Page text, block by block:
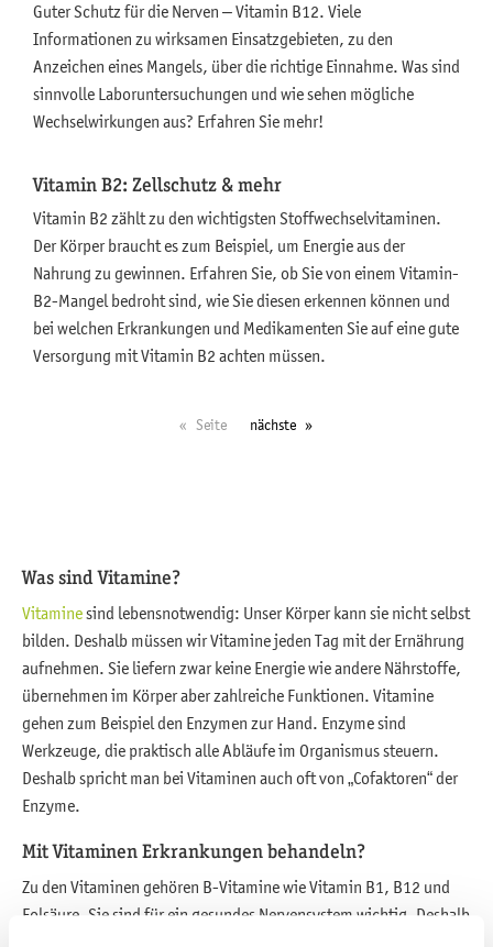
Guter Schutz für die Nerven – Vitamin B12. Viele
Informationen zu wirksamen Einsatzgebieten, zu den
Anzeichen eines Mangels, über die richtige Einnahme. Was sind
sinnvolle Laboruntersuchungen und wie sehen mögliche
Wechselwirkungen aus? Erfahren Sie mehr!
Vitamin B2: Zellschutz & mehr
Vitamin B2 zählt zu den wichtigsten Stoffwechselvitaminen.
Der Körper braucht es zum Beispiel, um Energie aus der
Nahrung zu gewinnen. Erfahren Sie, ob Sie von einem Vitamin-
B2-Mangel bedroht sind, wie Sie diesen erkennen können und
bei welchen Erkrankungen und Medikamenten Sie auf eine gute
Versorgung mit Vitamin B2 achten müssen.
Seite nächste
Was sind Vitamine?
Vitaminesind lebensnotwendig: Unser Körper kann sie nicht selbst
bilden. Deshalb müssen wir Vitamine jeden Tag mit der Ernährung
aufnehmen. Sie liefern zwar keine Energie wie andere Nährstoffe,
übernehmen im Körper aber zahlreiche Funktionen. Vitamine
gehen zum Beispiel den Enzymen zur Hand. Enzyme sind
Werkzeuge, die praktisch alle Abläufe im Organismus steuern.
Deshalb spricht man bei Vitaminen auch oft von „Cofaktoren“ der
Enzyme.
Mit Vitaminen Erkrankungen behandeln?
Zu den Vitaminen gehören B-Vitamine wie Vitamin B1, B12 und
Folsäure. Sie sind für ein gesundes Nervensystem wichtig. Deshalb